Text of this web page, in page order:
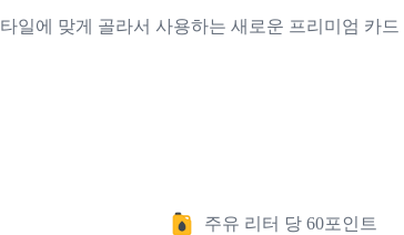
일에 맞게 골라서 사용하는 새로운 프리미엄 카드
주유 리터 당 60포인트